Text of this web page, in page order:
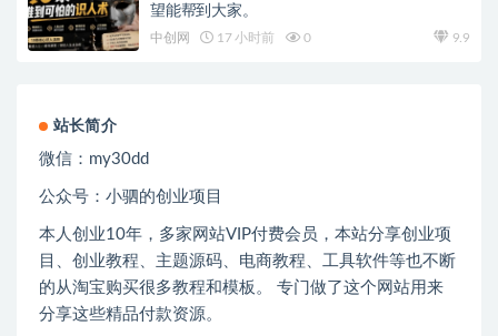
望能帮到大家。
中创网 17 小时前 0 9.9
站长简介
微信： my30dd
公众号：小驷的创业项目
本人创业10年，多家网站VIP付费会员，本站分享创业项
目、创业教程、主题源码、电商教程、工具软件等也不断
的从淘宝购买很多教程和模板。 专门做了这个网站用来
分享这些精品付款资源。